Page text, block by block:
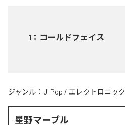
1 ： コールドフェイス
ジャンル： J-Pop / エレクトロニック
星野マーブル